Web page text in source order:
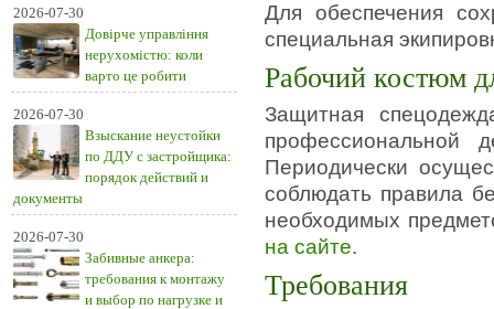
2026-07-30
Довірче управління
нерухомістю: коли
варто це робити
2026-07-30
Взыскание неустойки
по ДДУ с застройщика:
порядок действий и
документы
2026-07-30
Забивные анкера:
требования к монтажу
и выбор по нагрузке и
Для обеспечения
специальная
Рабочий костюм
Защитная
профессиональной
Периодически
соблюдать правила
необходимых
на сайте.
Требования